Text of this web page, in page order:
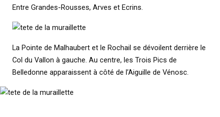
Entre Grandes-Rousses, Arves et Ecrins.
La Pointe de Malhaubert et le Rochail se dévoilent derrière le
Col du Vallon à gauche. Au centre, les Trois Pics de
Belledonne apparaissent à côté de l’Aiguille de Vénosc.